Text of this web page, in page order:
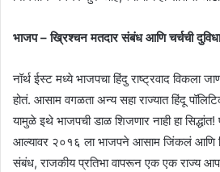
भाजप – ख्रिश्चन मतदार संबंध आणि चर्चची
नॉर्थ ईस्ट मध्ये भाजपचा हिंदु राष्ट्रवाद विकला
होतं. आसाम वगळता अन्य सहा राज्यात हिंदू
यामुळे इथे भाजपची डाळ शिजणार नाही हा
आल्यावर २०१६ ला भाजपने आसाम जिंकलं आणि
संबंध, राजकीय प्रतिभा वापरून एक एक राज्य